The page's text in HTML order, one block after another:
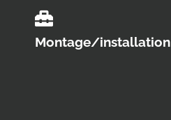
Montage/installation